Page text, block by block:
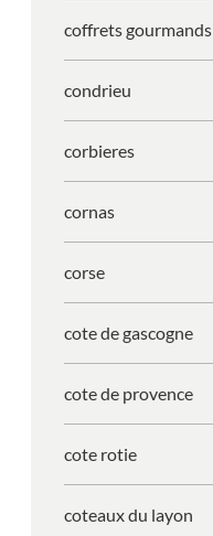
coffrets gourmands
condrieu
corbieres
cornas
corse
cote de gascogne
cote de provence
cote rotie
coteaux du layon